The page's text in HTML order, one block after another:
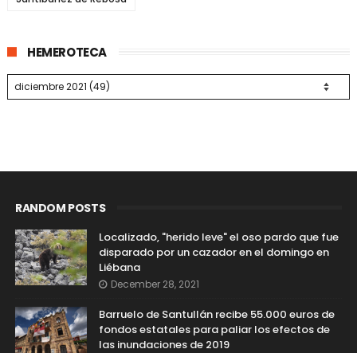
HEMEROTECA
RANDOM POSTS
Localizado, "herido leve" el oso pardo que fue
disparado por un cazador en el domingo en
Liébana
December 28, 2021
Barruelo de Santullán recibe 55.000 euros de
fondos estatales para paliar los efectos de
las inundaciones de 2019